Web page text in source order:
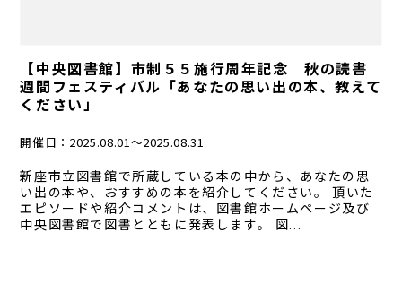
【中央図書館】市制５５施行周年記念 秋の読書
週間フェスティバル「あなたの思い出の本、教えて
ください」
開催日： 2025.08.01〜2025.08.31
新座市立図書館で所蔵している本の中から、あなたの思
い出の本や、おすすめの本を紹介してください。 頂いた
エピソードや紹介コメントは、図書館ホームページ及び
中央図書館で図書とともに発表します。 図...